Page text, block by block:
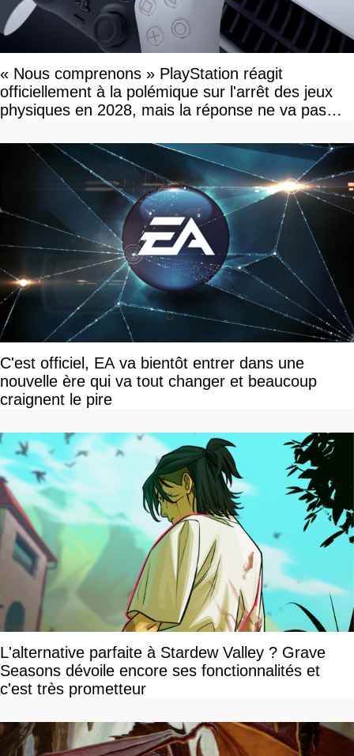
« Nous comprenons » PlayStation réagit
officiellement à la polémique sur l'arrêt des jeux
physiques en 2028, mais la réponse ne va pas
C'est officiel, EA va bientôt entrer dans une
nouvelle ère qui va tout changer et beaucoup
craignent le pire
L'alternative parfaite à Stardew Valley ? Grave
Seasons dévoile encore ses fonctionnalités et
c'est très prometteur